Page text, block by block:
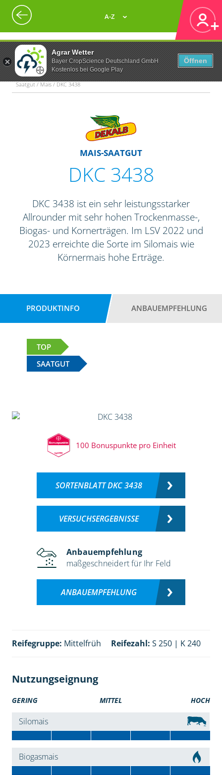
Agrar Wetter
Bayer CropScience Deutschland GmbH
Kostenlos bei Google Play
Öffnen
A-Z
Saatgut / Mais / DKC 3438
MAIS-SAATGUT
DKC 3438
DKC 3438 ist ein sehr leistungsstarker
Allrounder mit sehr hohen Trockenmasse-,
Biogas- und Kornerträgen. Im LSV 2022 und
2023 erreichte die Sorte im Silomais wie
Körnermais hohe Erträge.
PRODUKTINFO ANBAUEMPFEHLUNG
TOP
SAATGUT
100 Bonuspunkte pro Einheit
SORTENBLATT DKC 3438
VERSUCHSERGEBNISSE
Anbauempfehlung
maßgeschneidert für Ihr Feld
ANBAUEMPFEHLUNG
Reifegruppe: Mittelfrüh Reifezahl: S 250 | K 240
Nutzungseignung
GERING MITTEL HOCH
Silomais
Biogasmais